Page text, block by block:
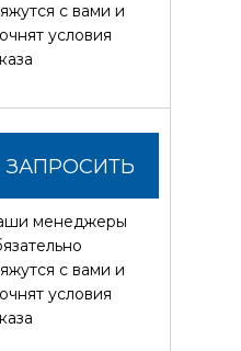
с вами и
условия
ЗАПРОСИТЬ
СТОИМОСТЬ
менеджеры
с вами и
условия